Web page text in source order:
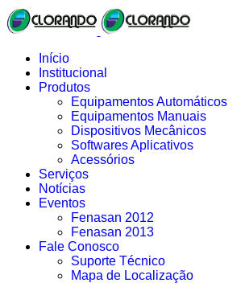
Início
Institucional
Produtos
Equipamentos Automáticos
Equipamentos Manuais
Dispositivos Mecânicos
Softwares Aplicativos
Acessórios
Serviços
Notícias
Eventos
Fenasan 2012
Fenasan 2013
Fale Conosco
Suporte Técnico
Mapa de Localização